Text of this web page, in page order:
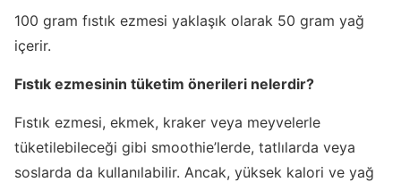
100 gram fıstık ezmesi yaklaşık olarak 50 gram yağ
içerir.
Fıstık ezmesinin tüketim önerileri nelerdir?
Fıstık ezmesi, ekmek, kraker veya meyvelerle
tüketilebileceği gibi smoothie’lerde, tatlılarda veya
soslarda da kullanılabilir. Ancak, yüksek kalori ve yağ